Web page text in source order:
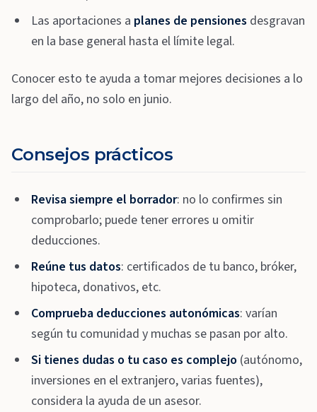
Las aportaciones a planes de pensiones desgravan
en la base general hasta el límite legal.
Conocer esto te ayuda a tomar mejores decisiones a lo
largo del año, no solo en junio.
Consejos prácticos
Revisa siempre el borrador: no lo confirmes sin
comprobarlo; puede tener errores u omitir
deducciones.
Reúne tus datos: certificados de tu banco, bróker,
hipoteca, donativos, etc.
Comprueba deducciones autonómicas: varían
según tu comunidad y muchas se pasan por alto.
Si tienes dudas o tu caso es complejo (autónomo,
inversiones en el extranjero, varias fuentes),
considera la ayuda de un asesor.